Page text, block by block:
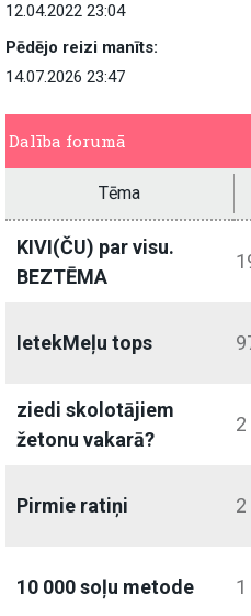
12.04.2022 23:04
Pēdējo reizi manīts:
14.07.2026 23:47
Dalība forumā
Tēma
KIVI(ČU) par visu.
BEZTĒMA
IetekMeļu tops
ziedi skolotājiem
žetonu vakarā?
2
Pirmie ratiņi 2
10 000 soļu metode 1